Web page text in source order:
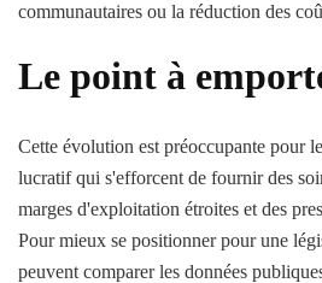
communautaires ou la réduction des
Le point à
Cette évolution est préoccupante pour
lucratif qui s'efforcent de fournir des
marges d'exploitation étroites et des
Pour mieux se positionner pour une
peuvent comparer les données